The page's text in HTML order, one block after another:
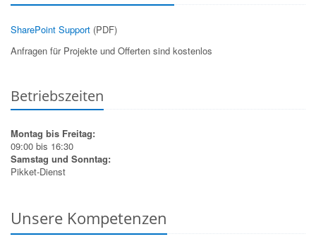
SharePoint Support (PDF)
Anfragen für Projekte und Offerten sind kostenlos
Betriebszeiten
Montag bis Freitag:
09:00 bis 16:30
Samstag und Sonntag:
Pikket-Dienst
Unsere Kompetenzen